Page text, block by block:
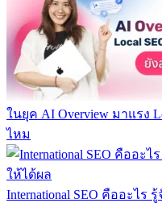
ในยุค AI Overview มาแรง
ไหม
International SEO คืออะไร